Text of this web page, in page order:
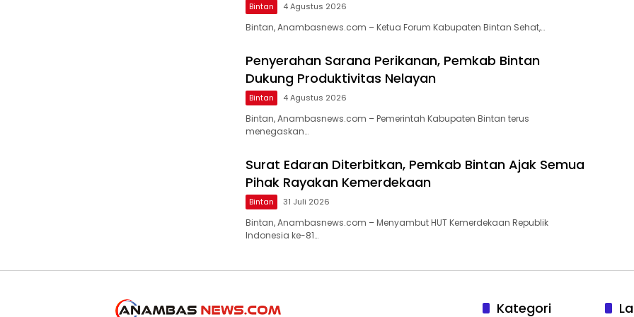
Bintan 4 Agustus 2026
Bintan, Anambasnews.com – Ketua Forum Kabupaten Bintan Sehat,…
Penyerahan Sarana Perikanan, Pemkab Bintan
Dukung Produktivitas Nelayan
Bintan 4 Agustus 2026
Bintan, Anambasnews.com – Pemerintah Kabupaten Bintan terus
menegaskan…
Surat Edaran Diterbitkan, Pemkab Bintan Ajak Semua
Pihak Rayakan Kemerdekaan
Bintan 31 Juli 2026
Bintan, Anambasnews.com – Menyambut HUT Kemerdekaan Republik
Indonesia ke-81…
Kategori